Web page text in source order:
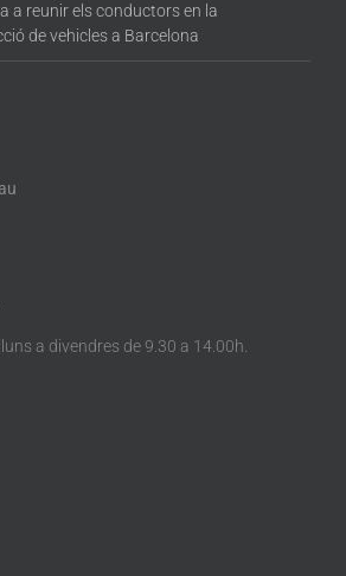
a reunir els conductors en la
de vehicles a Barcelona
a divendres de 9.30 a 14.00h.